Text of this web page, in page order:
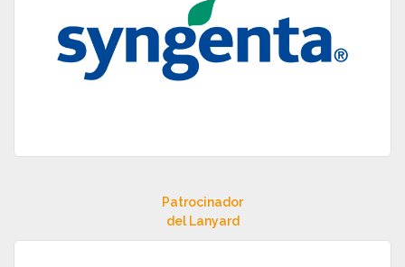
Patrocinador
del Lanyard